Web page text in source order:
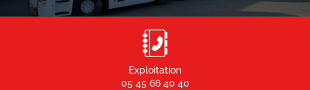
Exploitation
05 45 66 40 40